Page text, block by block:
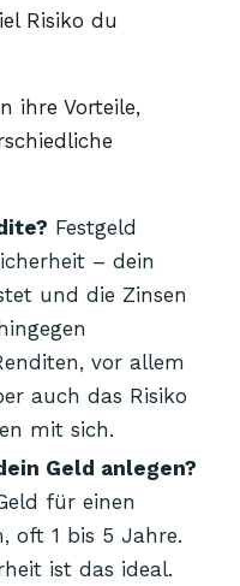
Risiko du
ihre Vorteile,
Festgeld
– dein
und die Zinsen
vor allem
auch das Risiko
mit sich.
Geld anlegen?
für einen
oft 1 bis 5 Jahre.
ist das ideal.